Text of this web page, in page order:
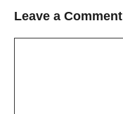
Leave a Comment